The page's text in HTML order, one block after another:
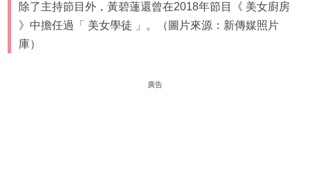
除了主持節目外，黃碧蓮還曾在2018年節目《 美女廚房
》中擔任過「 美女學徒 」。（圖片來源：新傳媒照片
庫）
廣告